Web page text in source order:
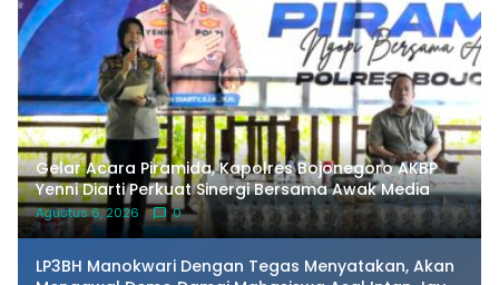
Gelar Acara Piramida, Kapolres Bojonegoro AKBP
Yenni Diarti Perkuat Sinergi Bersama Awak Media
Agustus 6, 2026 0
LP3BH Manokwari Dengan Tegas Menyatakan, Akan